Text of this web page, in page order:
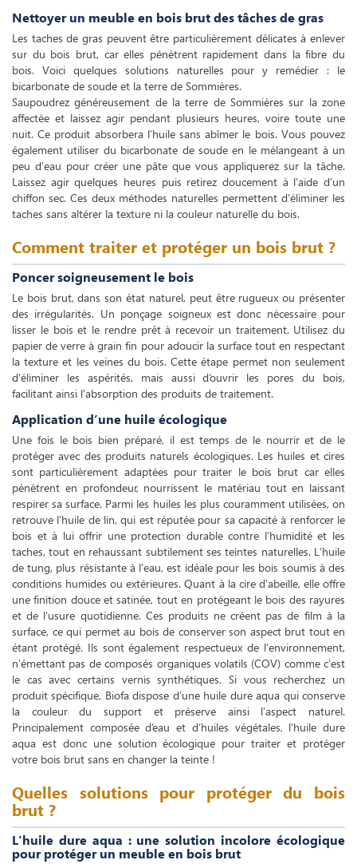
Nettoyer un meuble en bois brut des tâches de gras
Les taches de gras peuvent être particulièrement délicates à enlever
sur du bois brut, car elles pénètrent rapidement dans la fibre du
bois. Voici quelques solutions naturelles pour y remédier : le
bicarbonate de soude et la terre de Sommières.
Saupoudrez généreusement de la terre de Sommières sur la zone
affectée et laissez agir pendant plusieurs heures, voire toute une
nuit. Ce produit absorbera l’huile sans abîmer le bois. Vous pouvez
également utiliser du bicarbonate de soude en le mélangeant à un
peu d'eau pour créer une pâte que vous appliquerez sur la tâche.
Laissez agir quelques heures puis retirez doucement à l’aide d’un
chiffon sec. Ces deux méthodes naturelles permettent d’éliminer les
taches sans altérer la texture ni la couleur naturelle du bois.
Comment traiter et protéger un bois brut ?
Poncer soigneusement le bois
Le bois brut, dans son état naturel, peut être rugueux ou présenter
des irrégularités. Un ponçage soigneux est donc nécessaire pour
lisser le bois et le rendre prêt à recevoir un traitement. Utilisez du
papier de verre à grain fin pour adoucir la surface tout en respectant
la texture et les veines du bois. Cette étape permet non seulement
d’éliminer les aspérités, mais aussi d’ouvrir les pores du bois,
facilitant ainsi l’absorption des produits de traitement.
Application d’une huile écologique
Une fois le bois bien préparé, il est temps de le nourrir et de le
protéger avec des produits naturels écologiques. Les huiles et cires
sont particulièrement adaptées pour traiter le bois brut car elles
pénètrent en profondeur, nourrissent le matériau tout en laissant
respirer sa surface. Parmi les huiles les plus couramment utilisées, on
retrouve l'huile de lin, qui est réputée pour sa capacité à renforcer le
bois et à lui offrir une protection durable contre l'humidité et les
taches, tout en rehaussant subtilement ses teintes naturelles. L'huile
de tung, plus résistante à l'eau, est idéale pour les bois soumis à des
conditions humides ou extérieures. Quant à la cire d’abeille, elle offre
une finition douce et satinée, tout en protégeant le bois des rayures
et de l'usure quotidienne. Ces produits ne créent pas de film à la
surface, ce qui permet au bois de conserver son aspect brut tout en
étant protégé. Ils sont également respectueux de l'environnement,
n'émettant pas de composés organiques volatils (COV) comme c'est
le cas avec certains vernis synthétiques. Si vous recherchez un
produit spécifique, Biofa dispose d’une huile dure aqua qui conserve
la couleur du support et préserve ainsi l’aspect naturel.
Principalement composée d’eau et d’huiles végétales, l’huile dure
aqua est donc une solution écologique pour traiter et protéger
votre bois brut sans en changer la teinte !
Quelles solutions pour protéger du bois
brut ?
L’huile dure aqua : une solution incolore écologique
pour protéger un meuble en bois brut